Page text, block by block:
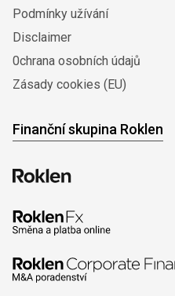
Podmínky užívání
Disclaimer
0chrana osobních údajů
Zásady cookies (EU)
Finanční skupina Roklen